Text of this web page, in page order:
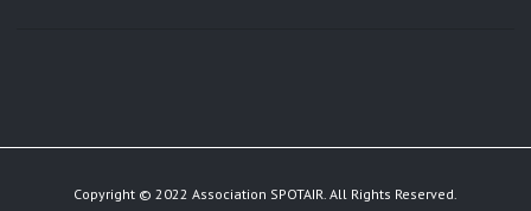
Copyright © 2022 Association SPOTAIR. All Rights Reserved.